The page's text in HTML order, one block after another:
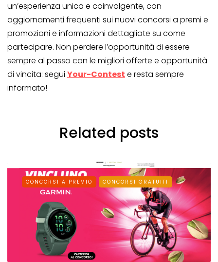
un’esperienza unica e coinvolgente, con
aggiornamenti frequenti sui nuovi concorsi a premi e
promozioni e informazioni dettagliate su come
partecipare. Non perdere l’opportunità di essere
sempre al passo con le migliori offerte e opportunità
di vincita: segui Your-Contest e resta sempre
informato!
Related posts
CONCORSI A PREMIO CONCORSI GRATUITI